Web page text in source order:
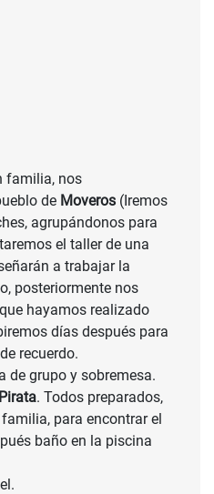
familia, nos
de Moveros (Iremos
agrupándonos para
el taller de una
a trabajar la
posteriormente nos
hayamos realizado
días después para
recuerdo.
de grupo y sobremesa.
. Todos preparados,
para encontrar el
baño en la piscina